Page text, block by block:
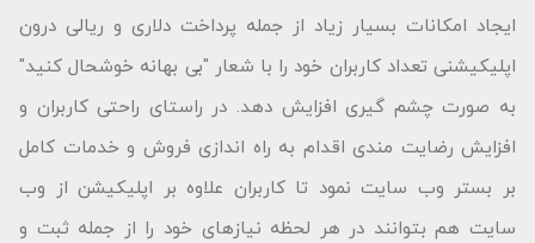
ایجاد امکانات بسیار زیاد از جمله پرداخت دلاری و ریالی درون
اپلیکیشنی تعداد کاربران خود را با شعار "بى بهانه خوشحال كنید"
به صورت چشم گیری افزایش دهد. در راستای راحتی کاربران و
افزایش رضایت مندی اقدام به راه اندازی فروش و خدمات کامل
بر بستر وب سایت نمود تا کاربران علاوه بر اپلیکیشن از وب
سایت هم بتوانند در هر لحظه نیازهای خود را از جمله ثبت و